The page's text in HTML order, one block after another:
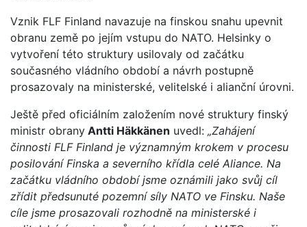
Vznik FLF Finland navazuje na finskou snahu upevnit
obranu země po jejím vstupu do NATO. Helsinky o
vytvoření této struktury usilovaly od začátku
současného vládního období a návrh postupně
prosazovaly na ministerské, velitelské i alianční úrovni.
Ještě před oficiálním založením nové struktury finský
ministr obrany Antti Häkkänen uvedl: „Zahájení
činnosti FLF Finland je významným krokem v procesu
posilování Finska a severního křídla celé Aliance. Na
začátku vládního období jsme oznámili jako svůj cíl
zřídit předsunuté pozemní síly NATO ve Finsku. Naše
cíle jsme prosazovali rozhodně na ministerské i